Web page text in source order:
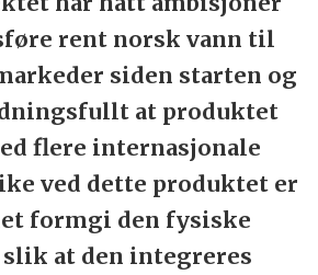
rent norsk vann til
siden starten og
at produktet
flere internasjonale
ved dette produktet er
formgi den fysiske
at den integreres